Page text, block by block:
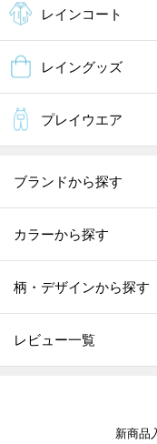
レインコート
レイングッズ
プレイウエア
ブランドから探す
カラーから探す
柄・デザインから探す
レビュー一覧
新商品